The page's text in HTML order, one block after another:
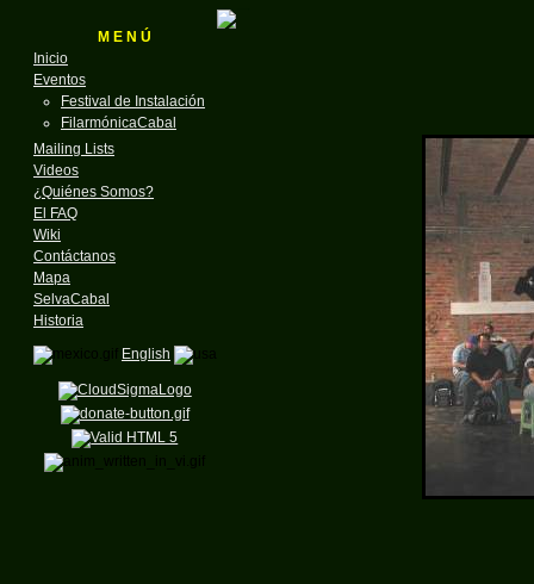
M E N Ú
Inicio
Eventos
Festival de Instalación
FilarmónicaCabal
Mailing Lists
Videos
¿Quiénes Somos?
El FAQ
Wiki
Contáctanos
Mapa
SelvaCabal
Historia
English